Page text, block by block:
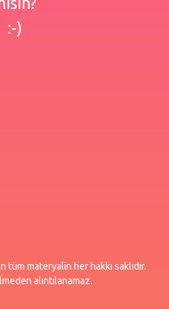
:-)
tüm materyalin her hakkı saklıdır.
alıntılanamaz.